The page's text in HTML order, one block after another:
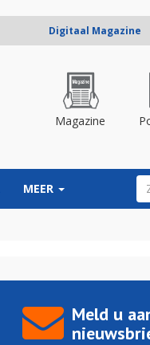
Digitaal Magazine
Magazine
MEER
Meld u